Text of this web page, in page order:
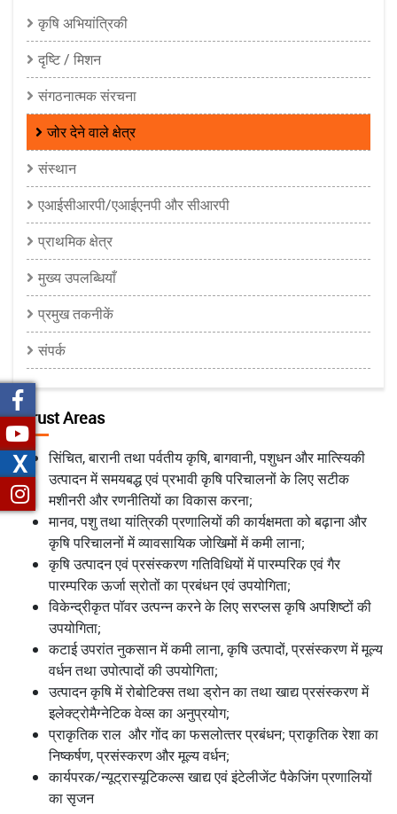
कृषि अभियांत्रिकी
दृष्टि / मिशन
संगठनात्मक संरचना
जोर देने वाले क्षेत्र
संस्थान
एआईसीआरपी/एआईएनपी और सीआरपी
प्राथमिक क्षेत्र
मुख्य उपलब्धियाँ
प्रमुख तकनीकें
संपर्क
Thrust Areas
सिंचित, बारानी तथा पर्वतीय कृषि, बागवानी, पशुधन और मात्स्यिकी
उत्‍पादन में समयबद्ध एवं प्रभावी कृषि परिचालनों के लिए सटीक
मशीनरी और रणनीतियों का विकास करना;
मानव, पशु तथा यांत्रिकी प्रणालियों की कार्यक्षमता को बढ़ाना और
कृषि परिचालनों में व्‍यावसायिक जोखिमों में कमी लाना;
कृषि उत्‍पादन एवं प्रसंस्‍करण गतिविधियों में पारम्‍परिक एवं गैर
पारम्‍परिक ऊर्जा स्रोतों का प्रबंधन एवं उपयोगिता;
विकेन्‍द्रीकृत पॉवर उत्‍पन्‍न करने के लिए सरप्‍लस कृषि अपशिष्‍टों की
उपयोगिता;
कटाई उपरांत नुकसान में कमी लाना, कृषि उत्‍पादों, प्रसंस्‍करण में मूल्‍य
वर्धन तथा उपोत्‍पादों की उपयोगिता;
उत्‍पादन कृषि में रोबोटिक्‍स तथा ड्रोन का तथा खाद्य प्रसंस्‍करण में
इलेक्‍ट्रोमैग्‍नेटिक वेव्स का अनुप्रयोग;
प्राकृतिक राल और गोंद का फसलोत्‍तर प्रबंधन; प्राकृतिक रेशा का
निष्‍कर्षण, प्रसंस्‍करण और मूल्‍य वर्धन;
कार्यपरक/न्‍यूट्रास्‍यूटिकल्‍स खाद्य एवं इंटेलीजेंट पैकेजिंग प्रणालियों
का सृजन
X